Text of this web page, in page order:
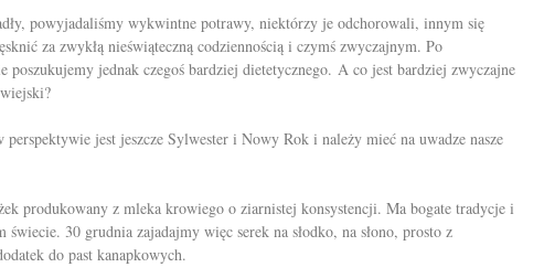
powyjadaliśmy wykwintne potrawy, niektórzy je odchorowali, innym się
za zwykłą nieświąteczną codziennością i czymś zwyczajnym. Po
poszukujemy jednak czegoś bardziej dietetycznego. A co jest bardziej zwyczajne
jest jeszcze Sylwester i Nowy Rok i należy mieć na uwadze nasze
produkowany z mleka krowiego o ziarnistej konsystencji. Ma bogate tradycje i
świecie. 30 grudnia zajadajmy więc serek na słodko, na słono, prosto z
do past kanapkowych.